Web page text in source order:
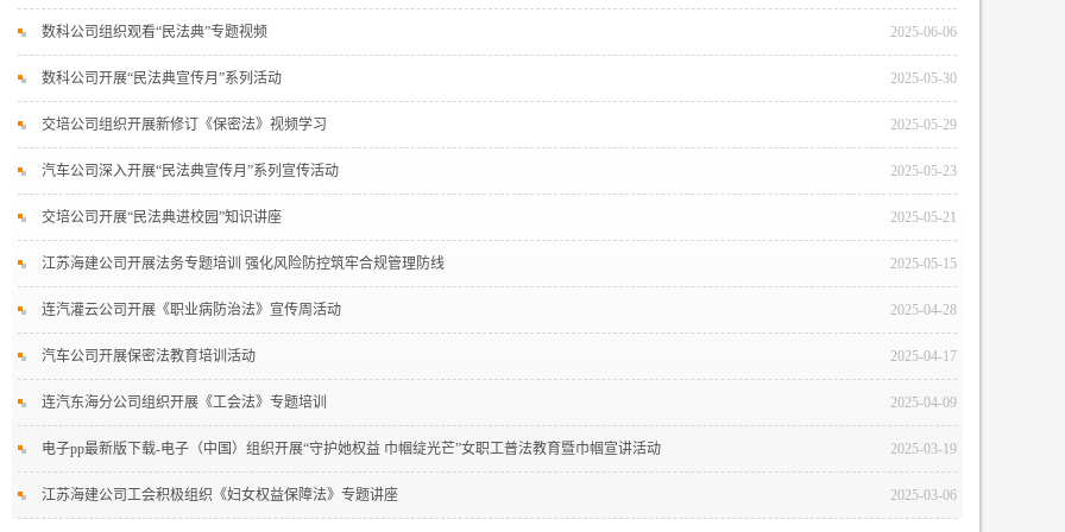
数科公司组织观看“民法典”专题视频 2025-06-06
数科公司开展“民法典宣传月”系列活动 2025-05-30
交培公司组织开展新修订《保密法》视频学习 2025-05-29
汽车公司深入开展“民法典宣传月”系列宣传活动 2025-05-23
交培公司开展“民法典进校园”知识讲座 2025-05-21
江苏海建公司开展法务专题培训 强化风险防控筑牢合规管理防线 2025-05-15
连汽灌云公司开展《职业病防治法》宣传周活动 2025-04-28
汽车公司开展保密法教育培训活动 2025-04-17
连汽东海分公司组织开展《工会法》专题培训 2025-04-09
电子pp最新版下载-电子（中国）组织开展“守护她权益 巾帼绽光芒”女职工普法教育暨巾帼宣讲活动 2025-03-19
江苏海建公司工会积极组织《妇女权益保障法》专题讲座 2025-03-06